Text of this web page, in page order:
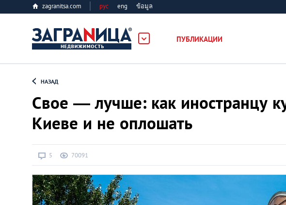
zagranitsa.com рус eng ข้อมูล
ПУБЛИКАЦИИ
Все города
Астана
НАЗАД
Свое — лучше: как иностранцу
Киеве и не оплошать
5 70091